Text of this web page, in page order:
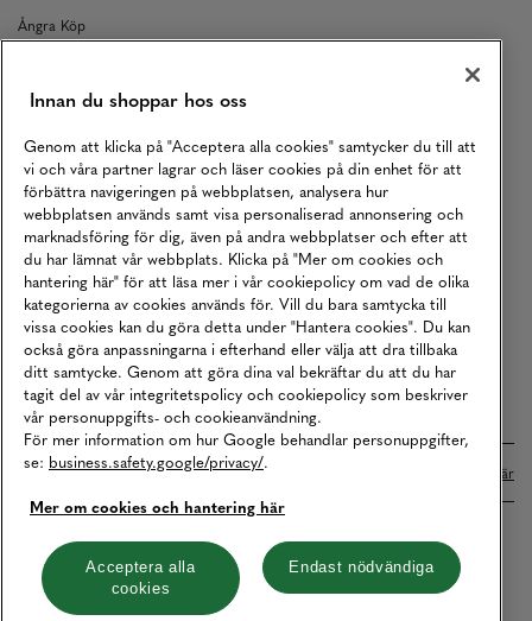
Ångra Köp
Returer
Köpvillkor
Karriär
Vårt Ansvar
Våra Tjänster
Press
Studentrabatt
B2B
Tillgänglighetsredogörelse
Betalningar online sköts i samarbete med Klarna. Läs mer här
Cookies Integritetspolicy
Hantera cookies
Innan du shoppar hos oss
Genom att klicka på "Acceptera alla cookies" samtycker du till att
vi och våra partner lagrar och läser cookies på din enhet för att
förbättra navigeringen på webbplatsen, analysera hur
webbplatsen används samt visa personaliserad annonsering och
marknadsföring för dig, även på andra webbplatser och efter att
du har lämnat vår webbplats. Klicka på "Mer om cookies och
hantering här" för att läsa mer i vår cookiepolicy om vad de olika
kategorierna av cookies används för. Vill du bara samtycka till
vissa cookies kan du göra detta under "Hantera cookies". Du kan
också göra anpassningarna i efterhand eller välja att dra tillbaka
ditt samtycke. Genom att göra dina val bekräftar du att du har
tagit del av vår integritetspolicy och cookiepolicy som beskriver
vår personuppgifts- och cookieanvändning.
För mer information om hur Google behandlar personuppgifter,
se: business.safety.google/privacy/.
Mer om cookies och hantering här
Acceptera alla
cookies
Endast nödvändiga